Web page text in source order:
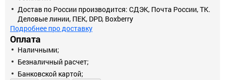
Достав по России производится: СДЭК, Почта России, ТК.
Деловые линии, ПЕК, DPD, Boxberry
Подробнее про доставку
Оплата
Наличными;
Безналичный расчет;
Банковской картой;